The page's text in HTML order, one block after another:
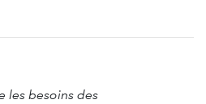
les besoins des